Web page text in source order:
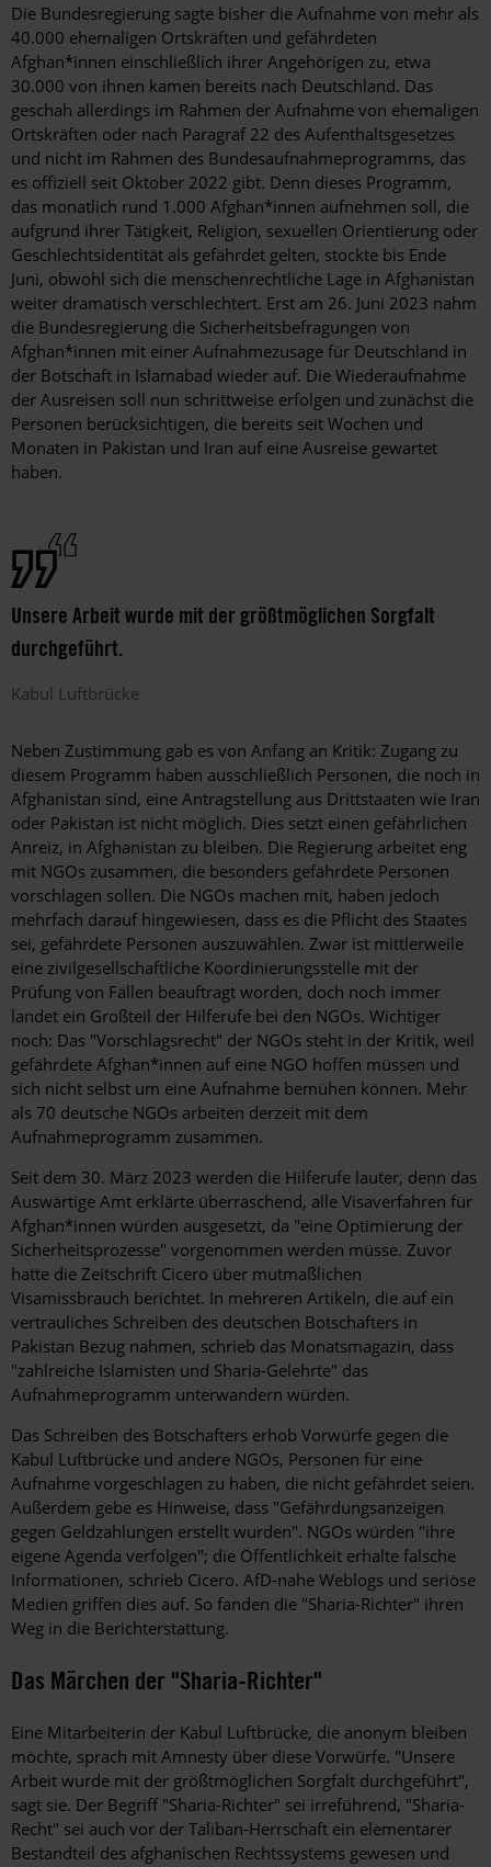
Die Bundesregierung sagte bisher die Aufnahme von mehr als
40.000 ehemaligen Ortskräften und gefährdeten
Afghan*innen einschließlich ihrer Angehörigen zu, etwa
30.000 von ihnen kamen bereits nach Deutschland. Das
geschah allerdings im Rahmen der Aufnahme von ehemaligen
Ortskräften oder nach Paragraf 22 des Aufenthaltsgesetzes
und nicht im Rahmen des Bundesaufnahmeprogramms, das
es offiziell seit Oktober 2022 gibt. Denn dieses Programm,
das monatlich rund 1.000 Afghan*innen aufnehmen soll, die
aufgrund ihrer Tätigkeit, Religion, sexuellen Orientierung oder
Geschlechtsidentität als gefährdet gelten, stockte bis Ende
Juni, obwohl sich die menschenrechtliche Lage in Afghanistan
weiter dramatisch verschlechtert. Erst am 26. Juni 2023 nahm
die Bundesregierung die Sicherheitsbefragungen von
Afghan*innen mit einer Aufnahmezusage für Deutschland in
der Botschaft in Islamabad wieder auf. Die Wiederaufnahme
der Ausreisen soll nun schrittweise erfolgen und zunächst die
Personen berücksichtigen, die bereits seit Wochen und
Monaten in Pakistan und Iran auf eine Ausreise gewartet
haben.
Unsere Arbeit wurde mit der größtmöglichen Sorgfalt
durchgeführt.
Kabul Luftbrücke
Neben Zustimmung gab es von Anfang an Kritik: Zugang zu
diesem Programm haben ausschließlich Personen, die noch in
Afghanistan sind, eine Antragstellung aus Drittstaaten wie Iran
oder Pakistan ist nicht möglich. Dies setzt einen gefährlichen
Anreiz, in Afghanistan zu bleiben. Die Regierung arbeitet eng
mit NGOs zusammen, die besonders gefährdete Personen
vorschlagen sollen. Die NGOs machen mit, haben jedoch
mehrfach darauf hingewiesen, dass es die Pflicht des Staates
sei, gefährdete Personen auszuwählen. Zwar ist mittlerweile
eine zivilgesellschaftliche Koordinierungsstelle mit der
Prüfung von Fällen beauftragt worden, doch noch immer
landet ein Großteil der Hilferufe bei den NGOs. Wichtiger
noch: Das "Vorschlagsrecht" der NGOs steht in der Kritik, weil
gefährdete Afghan*innen auf eine NGO hoffen müssen und
sich nicht selbst um eine Aufnahme bemühen können. Mehr
als 70 deutsche NGOs arbeiten derzeit mit dem
Aufnahmeprogramm zusammen.
Seit dem 30. März 2023 werden die Hilferufe lauter, denn das
Auswärtige Amt erklärte überraschend, alle Visaverfahren für
Afghan*innen würden ausgesetzt, da "eine Optimierung der
Sicherheitsprozesse" vorgenommen werden müsse. Zuvor
hatte die Zeitschrift Cicero über mutmaßlichen
Visamissbrauch berichtet. In mehreren Artikeln, die auf ein
vertrauliches Schreiben des deutschen Botschafters in
Pakistan Bezug nahmen, schrieb das Monatsmagazin, dass
"zahlreiche Islamisten und Sharia-Gelehrte" das
Aufnahmeprogramm unterwandern würden.
Das Schreiben des Botschafters erhob Vorwürfe gegen die
Kabul Luftbrücke und andere NGOs, Personen für eine
Aufnahme vorgeschlagen zu haben, die nicht gefährdet seien.
Außerdem gebe es Hinweise, dass "Gefährdungsanzeigen
gegen Geldzahlungen erstellt wurden". NGOs würden "ihre
eigene Agenda verfolgen"; die Öffentlichkeit erhalte falsche
Informationen, schrieb Cicero. AfD-nahe Weblogs und seriöse
Medien griffen dies auf. So fanden die "Sharia-Richter" ihren
Weg in die Berichterstattung.
Das Märchen der "Sharia-Richter"
Eine Mitarbeiterin der Kabul Luftbrücke, die anonym bleiben
möchte, sprach mit Amnesty über diese Vorwürfe. "Unsere
Arbeit wurde mit der größtmöglichen Sorgfalt durchgeführt",
sagt sie. Der Begriff "Sharia-Richter" sei irreführend, "Sharia-
Recht" sei auch vor der Taliban-Herrschaft ein elementarer
Bestandteil des afghanischen Rechtssystems gewesen und